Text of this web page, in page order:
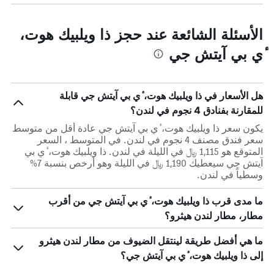
الأسئلة الشائعة عند حجز ذا ويلبيك هوت،
ٔي بي آيتش جي
هل الأسعار في ذا ويلبيك هوت، ٔي بي آيتش جي قابلة
للمقارنة بفنادق 4 نجوم في لندن؟
يكون سعر ذا ويلبيك هوت، ٔي بي آيتش جي عادة أقل من متوسط
​​سعر فندق مصنف 4 نجوم في لندن. في المتوسط ، السعر
المتوقع هو 1,115 ﷼ في الليلة في لندن. ذا ويلبيك هوت، ٔي بي
آيتش جي سيعطيك 1,190 ﷼ في الليلة وهو أرخص بنسبة 7%
وسطياً في لندن.
ما مدى قرب ذا ويلبيك هوت، ٔي بي آيتش جي من أقرب
مطار، مطار لندن هيثرو؟
ما هي أفضل طريقة لينتقل الضيوف من مطار لندن هيثرو
إلى ذا ويلبيك هوت، ٔي بي آيتش جي؟